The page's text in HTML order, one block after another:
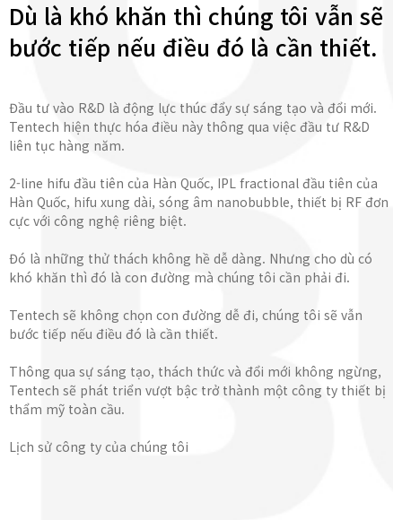
Dù là khó khăn thì chúng tôi vẫn sẽ
bước tiếp nếu điều đó là cần thiết.
Đầu tư vào R&D là động lực thúc đẩy sự sáng tạo và đổi mới.
Tentech hiện thực hóa điều này thông qua việc đầu tư R&D
liên tục hàng năm.
2-line hifu đầu tiên của Hàn Quốc, IPL fractional đầu tiên của
Hàn Quốc, hifu xung dài, sóng âm nanobubble, thiết bị RF đơn
cực với công nghệ riêng biệt.
Đó là những thử thách không hề dễ dàng. Nhưng cho dù có
khó khăn thì đó là con đường mà chúng tôi cần phải đi.
Tentech sẽ không chọn con đường dễ đi, chúng tôi sẽ vẫn
bước tiếp nếu điều đó là cần thiết.
Thông qua sự sáng tạo, thách thức và đổi mới không ngừng,
Tentech sẽ phát triển vượt bậc trở thành một công ty thiết bị
thẩm mỹ toàn cầu.
Lịch sử công ty của chúng tôi